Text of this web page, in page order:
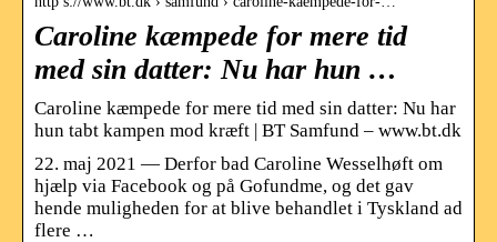
Caroline kæmpede for mere tid
med sin datter: Nu har hun …
Caroline kæmpede for mere tid med sin datter: Nu har
hun tabt kampen mod kræft | BT Samfund – www.bt.dk
22. maj 2021 — Derfor bad Caroline Wesselhøft om
hjælp via Facebook og på Gofundme, og det gav
hende muligheden for at blive behandlet i Tyskland ad
flere …